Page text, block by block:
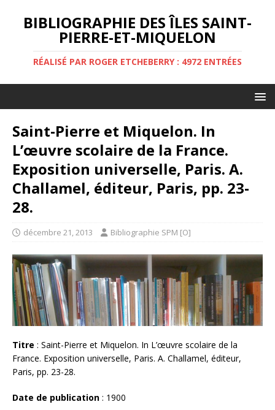
BIBLIOGRAPHIE DES ÎLES SAINT-
PIERRE-ET-MIQUELON
RÉALISÉ PAR ROGER ETCHEBERRY : 4972 ENTRÉES
Saint-Pierre et Miquelon. In
L’œuvre scolaire de la France.
Exposition universelle, Paris. A.
Challamel, éditeur, Paris, pp. 23-
28.
décembre 21, 2013 Bibliographie SPM [O]
Titre : Saint-Pierre et Miquelon. In L’œuvre scolaire de la
France. Exposition universelle, Paris. A. Challamel, éditeur,
Paris, pp. 23-28.
Date de publication : 1900